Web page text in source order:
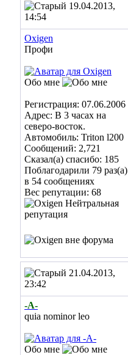
19.04.2013,
14:54
Oxigen
Профи
Обо мне
Регистрация: 07.06.2006
Адрес: В 3 часах на
северо-восток.
Автомобиль: Triton l200
Сообщений: 2,721
Сказал(а) спасибо: 185
Поблагодарили 79 раз(а)
в 54 сообщениях
Вес репутации: 68
21.04.2013,
23:42
-А-
quia nominor leo
Обо мне